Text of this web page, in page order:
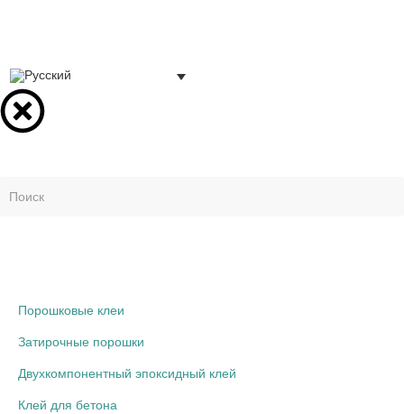
Порошковые клеи
Затирочные порошки
Двухкомпонентный эпоксидный клей
Клей для бетона